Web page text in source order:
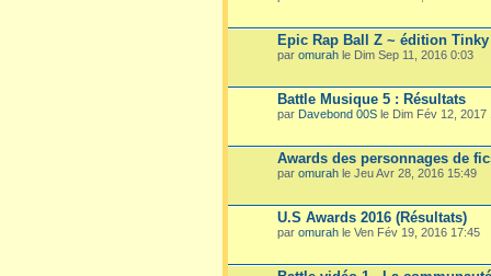
Epic Rap Ball Z ~ édition Tinky
par omurah le Dim Sep 11, 2016 0:03
Battle Musique 5 : Résultats
par Davebond 00S le Dim Fév 12, 2017
Awards des personnages de
par omurah le Jeu Avr 28, 2016 15:49
U.S Awards 2016 (Résultats)
par omurah le Ven Fév 19, 2016 17:45